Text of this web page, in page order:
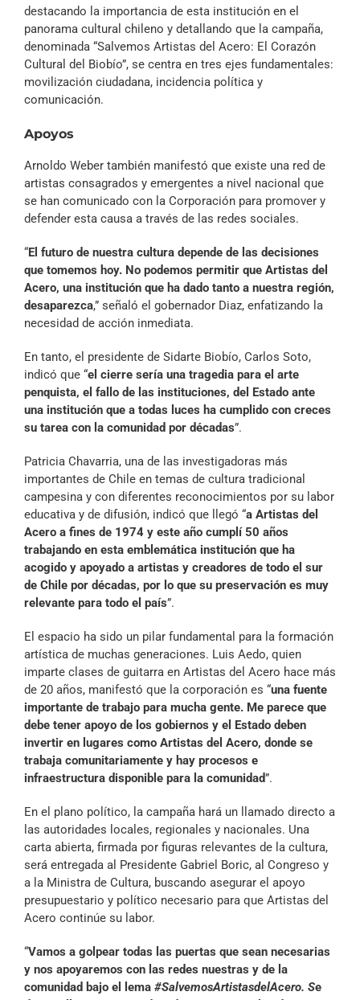
destacando la importancia de esta institución en el
panorama cultural chileno y detallando que la campaña,
denominada “Salvemos Artistas del Acero: El Corazón
Cultural del Biobío”, se centra en tres ejes fundamentales:
movilización ciudadana, incidencia política y
comunicación.
Apoyos
Arnoldo Weber también manifestó que existe una red de
artistas consagrados y emergentes a nivel nacional que
se han comunicado con la Corporación para promover y
defender esta causa a través de las redes sociales.
“El futuro de nuestra cultura depende de las decisiones
que tomemos hoy. No podemos permitir que Artistas del
Acero, una institución que ha dado tanto a nuestra región,
desaparezca,” señaló el gobernador Diaz, enfatizando la
necesidad de acción inmediata.
En tanto, el presidente de Sidarte Biobío, Carlos Soto,
indicó que “el cierre sería una tragedia para el arte
penquista, el fallo de las instituciones, del Estado ante
una institución que a todas luces ha cumplido con creces
su tarea con la comunidad por décadas”.
Patricia Chavarria, una de las investigadoras más
importantes de Chile en temas de cultura tradicional
campesina y con diferentes reconocimientos por su labor
educativa y de difusión, indicó que llegó “a Artistas del
Acero a fines de 1974 y este año cumplí 50 años
trabajando en esta emblemática institución que ha
acogido y apoyado a artistas y creadores de todo el sur
de Chile por décadas, por lo que su preservación es muy
relevante para todo el país”.
El espacio ha sido un pilar fundamental para la formación
artística de muchas generaciones. Luis Aedo, quien
imparte clases de guitarra en Artistas del Acero hace más
de 20 años, manifestó que la corporación es “una fuente
importante de trabajo para mucha gente. Me parece que
debe tener apoyo de los gobiernos y el Estado deben
invertir en lugares como Artistas del Acero, donde se
trabaja comunitariamente y hay procesos e
infraestructura disponible para la comunidad”.
En el plano político, la campaña hará un llamado directo a
las autoridades locales, regionales y nacionales. Una
carta abierta, firmada por figuras relevantes de la cultura,
será entregada al Presidente Gabriel Boric, al Congreso y
a la Ministra de Cultura, buscando asegurar el apoyo
presupuestario y político necesario para que Artistas del
Acero continúe su labor.
“Vamos a golpear todas las puertas que sean necesarias
y nos apoyaremos con las redes nuestras y de la
comunidad bajo el lema #SalvemosArtistasdelAcero. Se